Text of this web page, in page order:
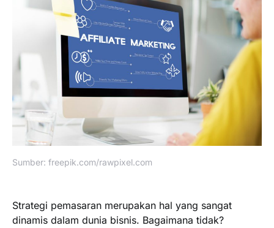
Sumber: freepik.com/rawpixel.com
Strategi pemasaran merupakan hal yang sangat
dinamis dalam dunia bisnis. Bagaimana tidak?